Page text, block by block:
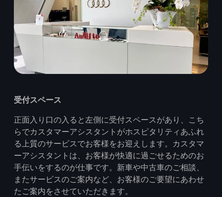
受付スペース
正面入り口の入ると左側に受付スペースがあり、こち
らでカスタマーアシスタントがホスピタリティあふれ
る上質のサービスでお客様をお迎えします。カスタマ
ーアシスタントは、お客様が快適に過ごせるためのお
手伝いをするのが仕事です。新車や中古車のご相談、
またサービスのご案内など、お客様のご要望にあわせ
たご案内をさせていただきます。